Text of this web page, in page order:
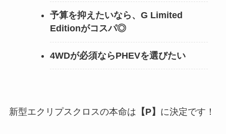
予算を抑えたいなら、G Limited
Editionがコスパ◎
4WDが必須ならPHEVを選びたい
新型エクリプスクロスの本命は 【P】 に決定です！